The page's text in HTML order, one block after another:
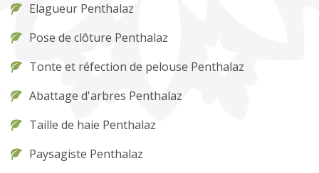
Elagueur Penthalaz
Pose de clôture Penthalaz
Tonte et réfection de pelouse Penthalaz
Abattage d'arbres Penthalaz
Taille de haie Penthalaz
Paysagiste Penthalaz